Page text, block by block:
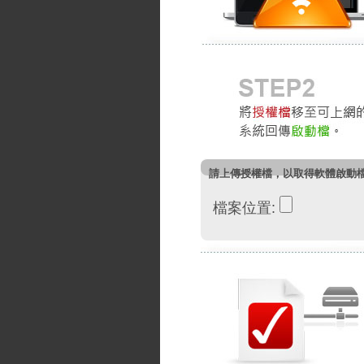
請上傳授權檔，以取得軟體啟動
檔案位置: